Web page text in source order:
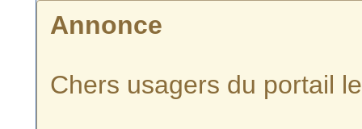
Annonce
Chers usagers du portail